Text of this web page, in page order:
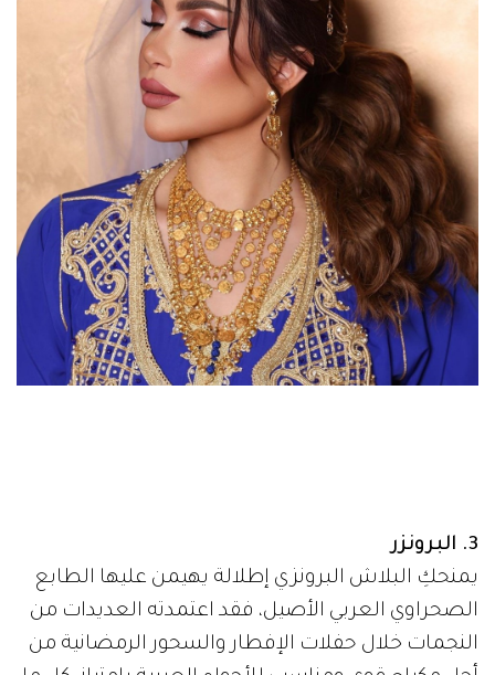
3. البرونزر
يمنحكِ البلاش البرونزي إطلالة يهيمن عليها الطابع
الصحراوي العربي الأصيل، فقد اعتمدته العديدات من
النجمات خلال حفلات الإفطار والسحور الرمضانية من